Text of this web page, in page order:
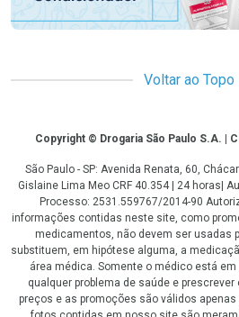
Voltar ao Topo
CopyrightCopyright © Drogaria São Paulo S.A. |
São Paulo - SP: Avenida Renata, 60,
Gislaine Lima Meo CRF 40.354 | 24 horas|
Processo: 2531.559767/2014-90
informações contidas neste site, como
medicamentos, não devem ser usadas
substituem, em hipótese alguma, a
área médica. Somente o médico está
qualquer problema de saúde e
preços e as promoções são válidos